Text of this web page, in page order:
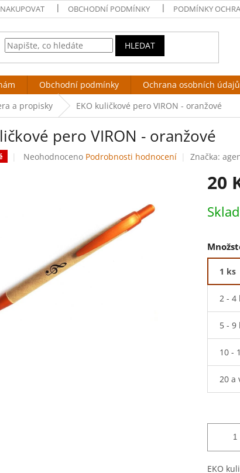
NAKUPOVAT OBCHODNÍ PODMÍNKY PODMÍNKY
HLEDAT
Obchodní podmínky
Ochrana osobních údajů
a propisky EKO kuličkové pero VIRON - oranžové
pero VIRON - oranžové
Průměrné
Neohodnoceno Podrobnosti hodnocení Značka:
20
cena:
1 ks
2 - 4
5 - 9
10 -
20 a
EKO